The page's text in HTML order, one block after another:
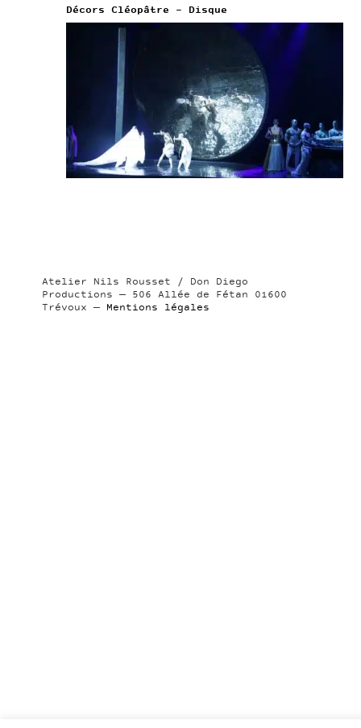
Décors Cléopâtre – Disque
Atelier Nils Rousset / Don Diego
Productions — 506 Allée de Fétan 01600
Trévoux — Mentions légales